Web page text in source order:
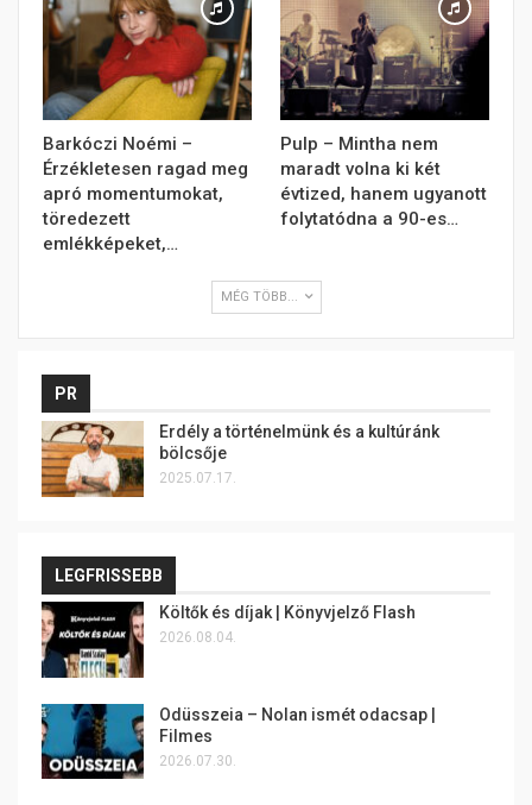
Barkóczi Noémi –
Érzékletesen ragad meg
apró momentumokat,
töredezett
emlékképeket,…
Pulp – Mintha nem
maradt volna ki két
évtized, hanem ugyanott
folytatódna a 90-es…
MÉG TÖBB...
PR
Erdély a történelmünk és a kultúránk
bölcsője
2025.07.17.
LEGFRISSEBB
Költők és díjak | Könyvjelző Flash
2026.08.04.
Odüsszeia – Nolan ismét odacsap |
Filmes
2026.07.30.